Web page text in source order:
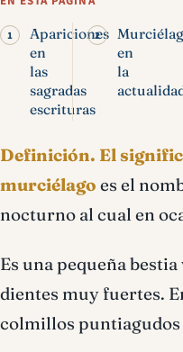
Apariciones
en
las
sagradas
escrituras
en
la
Definición. El
murciélago es el
nocturno al cual en
Es una pequeña
dientes muy fuertes.
colmillos puntiagudos